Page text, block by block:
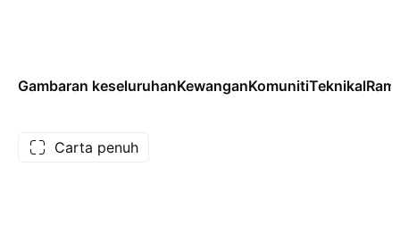
Gambaran keseluruhanKewanganKomunitiTeknikal
Carta penuh